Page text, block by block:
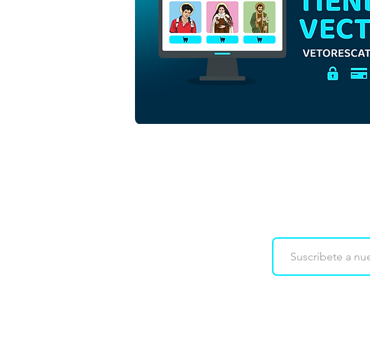
Santa Cecilia | Descarga
gratuita de vectores de
contorno monocromo en